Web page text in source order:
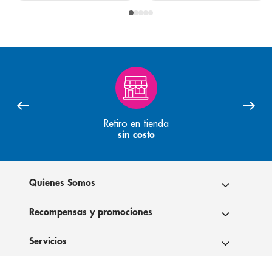
Retiro en tienda
sin costo
Quienes Somos
Recompensas y promociones
Servicios